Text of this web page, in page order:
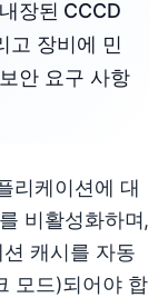
장된 CCCD
고 장비에 민
안 요구 사항
리케이션에 대
비활성화하며,
캐시를 자동
모드)되어야 합